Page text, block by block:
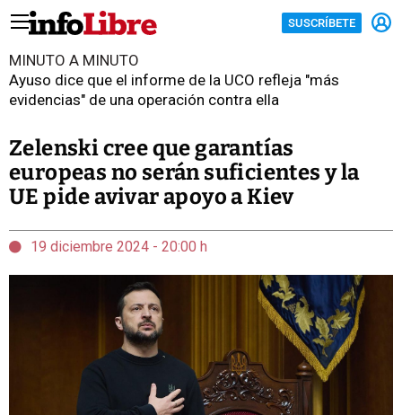
SUSCRÍBETE
MINUTO A MINUTO
Ayuso dice que el informe de la UCO refleja "más
evidencias" de una operación contra ella
Zelenski cree que garantías
europeas no serán suficientes y la
UE pide avivar apoyo a Kiev
19 diciembre 2024 - 20:00 h